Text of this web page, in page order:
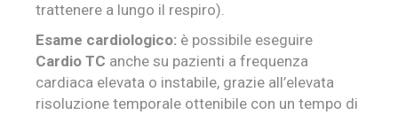
trattenere a lungo il respiro).
Esame cardiologico: è possibile eseguire
Cardio TC anche su pazienti a frequenza
cardiaca elevata o instabile, grazie all’elevata
risoluzione temporale ottenibile con un tempo di